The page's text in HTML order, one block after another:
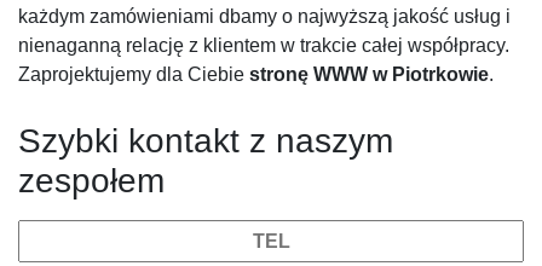
każdym zamówieniami dbamy o najwyższą jakość usług i
nienaganną relację z klientem w trakcie całej współpracy.
Zaprojektujemy dla Ciebie stronę WWW w Piotrkowie.
Szybki kontakt z naszym
zespołem